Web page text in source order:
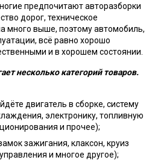
предпочитают авторазборки
дорог, техническое
много выше, поэтому автомобиль,
всё равно хорошо
и в хорошем состоянии.
несколько категорий товаров.
двигатель в сборке, систему
электронику, топливную
и прочее);
зажигания, клаксон, круиз
и многое другое);